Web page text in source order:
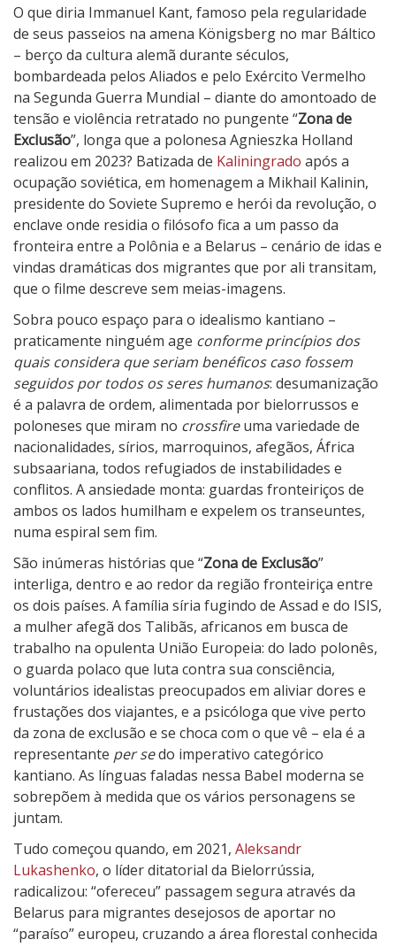
Z
o
n
a
d
e
E
x
c
l
u
s
ã
o
O que diria Immanuel Kant, famoso pela regularidade
de seus passeios na amena Königsberg no mar Báltico
– berço da cultura alemã durante séculos,
bombardeada pelos Aliados e pelo Exército Vermelho
na Segunda Guerra Mundial – diante do amontoado de
tensão e violência retratado no pungente “Zona de
Exclusão”, longa que a polonesa Agnieszka Holland
realizou em 2023? Batizada de Kaliningrado após a
ocupação soviética, em homenagem a Mikhail Kalinin,
presidente do Soviete Supremo e herói da revolução, o
enclave onde residia o filósofo fica a um passo da
fronteira entre a Polônia e a Belarus – cenário de idas e
vindas dramáticas dos migrantes que por ali transitam,
que o filme descreve sem meias-imagens.
Sobra pouco espaço para o idealismo kantiano –
praticamente ninguém age conforme princípios dos
quais considera que seriam benéficos caso fossem
seguidos por todos os seres humanos: desumanização
é a palavra de ordem, alimentada por bielorrussos e
poloneses que miram no crossfireuma variedade de
nacionalidades, sírios, marroquinos, afegãos, África
subsaariana, todos refugiados de instabilidades e
conflitos. A ansiedade monta: guardas fronteiriços de
ambos os lados humilham e expelem os transeuntes,
numa espiral sem fim.
São inúmeras histórias que “Zona de Exclusão”
interliga, dentro e ao redor da região fronteiriça entre
os dois países. A família síria fugindo de Assad e do ISIS,
a mulher afegã dos Talibãs, africanos em busca de
trabalho na opulenta União Europeia: do lado polonês,
o guarda polaco que luta contra sua consciência,
voluntários idealistas preocupados em aliviar dores e
frustações dos viajantes, e a psicóloga que vive perto
da zona de exclusão e se choca com o que vê – ela é a
representante per sedo imperativo categórico
kantiano. As línguas faladas nessa Babel moderna se
sobrepõem à medida que os vários personagens se
juntam.
Tudo começou quando, em 2021, Aleksandr
Lukashenko, o líder ditatorial da Bielorrússia,
radicalizou: “ofereceu” passagem segura através da
Belarus para migrantes desejosos de aportar no
“paraíso” europeu, cruzando a área florestal conhecida